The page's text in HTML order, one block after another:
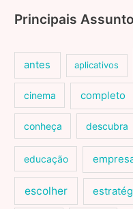
Principais
antes aplicativos
cinema completo
conheça descubra
educação
escolher